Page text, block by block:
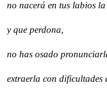
no nacerá en tus labios
y que perdona,
no has osado
extraerla con dificultades